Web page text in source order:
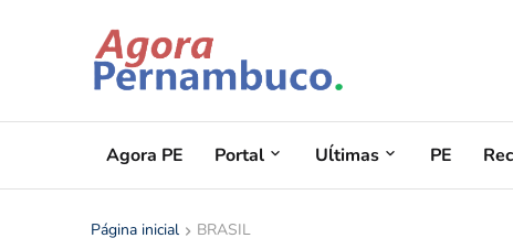
Agora PE Portal Uĺtimas PE
Página inicial BRASIL